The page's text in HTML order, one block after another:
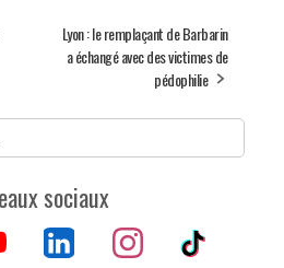
Lyon : le remplaçant de Barbarin
a échangé avec des victimes de
pédophilie
sociaux